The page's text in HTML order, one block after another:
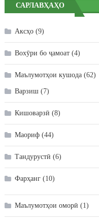
САРЛАВҲАҲО
Аксҳо(9)
Вохӯри бо ҷамоат(4)
Маълумотҳои кушода(62)
Варзиш(7)
Кишоварзӣ (8)
Маориф(44)
Тандурустӣ (6)
Фарҳанг(10)
Маълумотҳои оморӣ (1)